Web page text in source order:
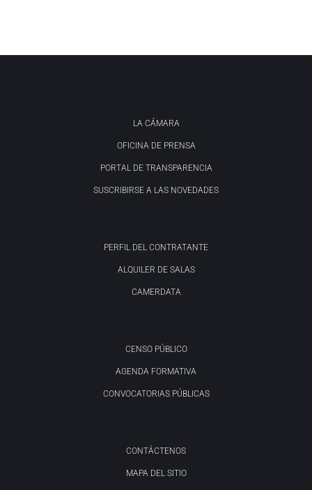
LA CÁMARA
OFICINA DE PRENSA
PORTAL DE TRANSPARENCIA
SUSCRIBIRSE A LAS NOVEDADES
PERFIL DEL CONTRATANTE
ALQUILER DE SALAS
CAMERDATA
CENSO PÚBLICO
AGENDA FORMATIVA
CONVOCATORIAS PÚBLICAS
CONTÁCTENOS
MAPA DEL SITIO